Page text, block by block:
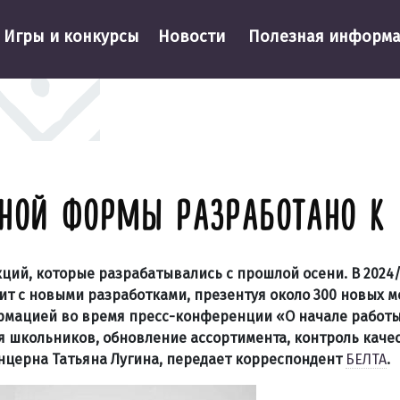
Игры и конкурсы Новости Полезная
ФОРМЫ РАЗРАБОТАНО
которые разрабатывались с прошлой осени. В 2024/
с новыми разработками, презентуя около 300 новых
во время пресс-конференции «О начале
обновление ассортимента, контроль
Татьяна Лугина, передает корреспондент БЕЛТА.